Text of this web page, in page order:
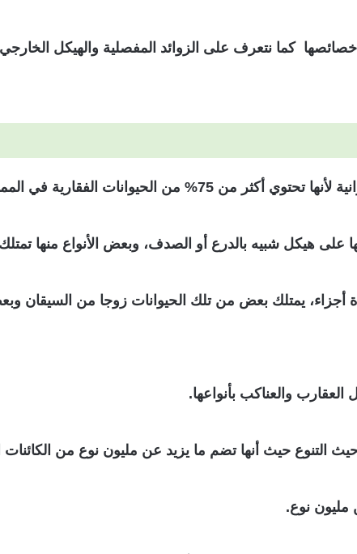
كما نتعرف على الزوائد المفصلية والهيكل
الفقارية في المملكة الحيوانية.
على هيكل شبيه بالدرع أو الصدف، وبعض الأنواع منها
يمتلك بعض من تلك الحيوانات زوجا من السيقان
والعناكب بأنواعها.
التنوع حيث أنها تضم ما يزيد عن مليون نوع من الكائنات
مليون نوع.